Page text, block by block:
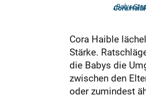
Cora
„Baby-
Cora Haible
Stärke.
die Babys die
zwischen den
oder zumindest